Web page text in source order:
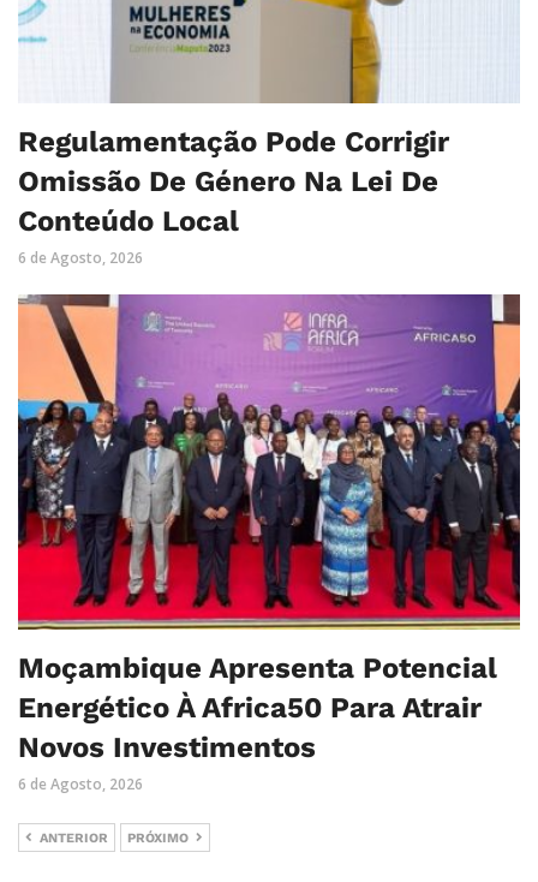
Regulamentação Pode Corrigir
Omissão De Género Na Lei De
Conteúdo Local
6 de Agosto, 2026
Moçambique Apresenta Potencial
Energético À Africa50 Para Atrair
Novos Investimentos
6 de Agosto, 2026
ANTERIOR PRÓXIMO